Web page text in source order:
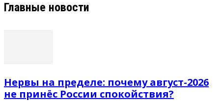
Главные новости
Нервы на пределе: почему август-2026
не принёс России спокойствия?